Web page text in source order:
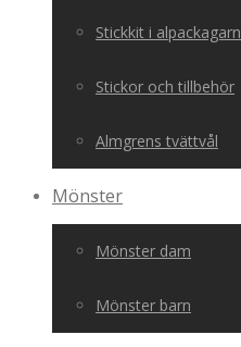
Stickkit i alpackagarn
Stickor och tillbehör
Almgrens tvättvål
Mönster
Mönster dam
Mönster barn